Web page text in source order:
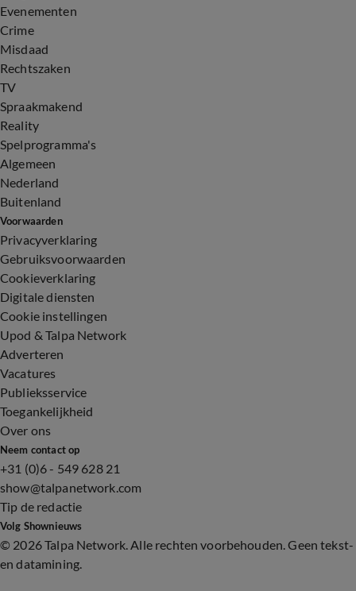
Evenementen
Crime
Misdaad
Rechtszaken
TV
Spraakmakend
Reality
Spelprogramma's
Algemeen
Nederland
Buitenland
Voorwaarden
Privacyverklaring
Gebruiksvoorwaarden
Cookieverklaring
Digitale diensten
Cookie instellingen
Upod & Talpa Network
Adverteren
Vacatures
Publieksservice
Toegankelijkheid
Over ons
Neem contact op
+31 (0)6 - 549 628 21
show@talpanetwork.com
Tip de redactie
Volg Shownieuws
© 2026 Talpa Network. Alle rechten voorbehouden. Geen tekst-
en datamining.